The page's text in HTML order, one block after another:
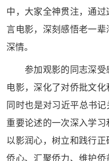
中，大家全神贯注，通
言电影，深刻感悟老一
深情。
参加观影的同志深
电影，深化了对侨批文化
同时也是对习近平总书
重要论述的一次深入学习
以影润心，树立和践行
侨心、汇聚侨力、维护